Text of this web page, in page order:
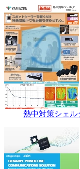
熱中対策シェル